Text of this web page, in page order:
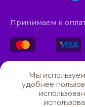
Принимаем к
ИП
ОГРН
424000,
Мы
удобнее